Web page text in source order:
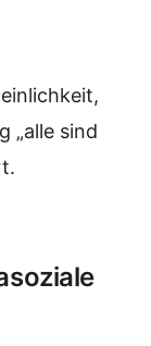
„alle sind